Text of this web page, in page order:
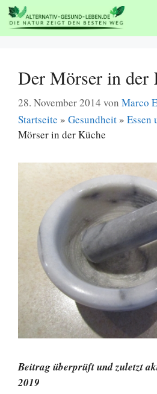
Zum
Inhalt
springen
Der Mörser in der
28. November 2014 von Marco
Startseite » Gesundheit » Essen
Mörser in der Küche
Beitrag überprüft und zuletzt
2019